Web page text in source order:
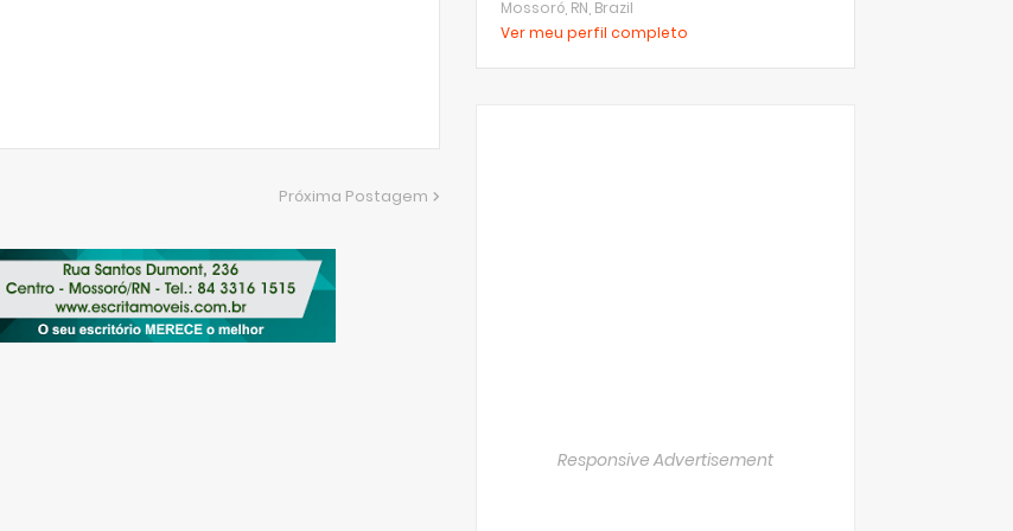
Próxima Postagem
Mossoró, RN, Brazil
Ver meu perfil completo
Responsive Advertisement